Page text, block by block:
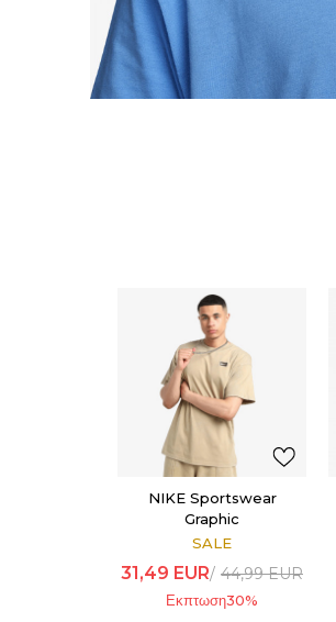
NIKE Sportswear
Graphic
SALE
31,49 EUR 44,99EUR
Εκπτωση30%